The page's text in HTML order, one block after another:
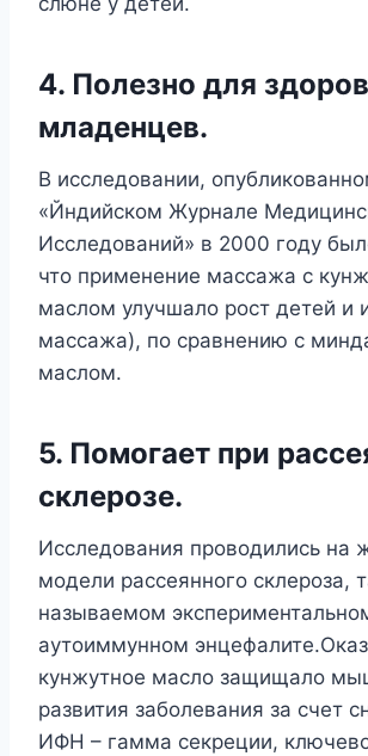
4. Полезно для
младенцев.
В исследовании,
«Йндийском Журнале
Исследований» в 2000 году
что применение массажа с
маслом улучшало рост детей и
массажа), по сравнению с
маслом.
5. Помогает при
склерозе.
Исследования проводились на
модели рассеянного склероза,
называемом
аутоиммунном
кунжутное масло защищало
развития заболевания за счет
ИФН – гамма секреции,